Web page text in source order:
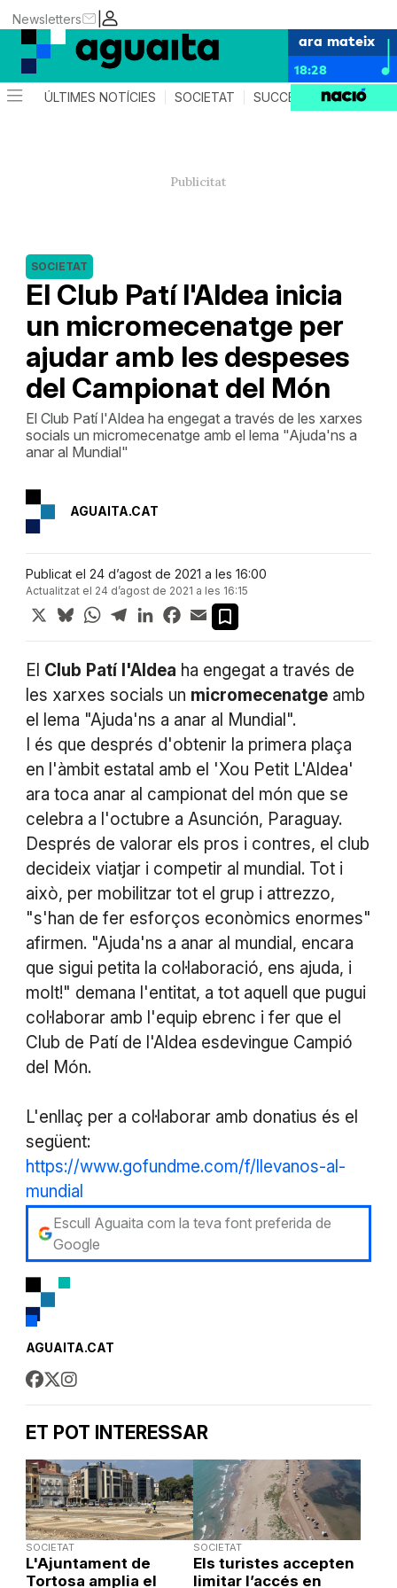
|
Newsletters
ara mateix
18:28
ÚLTIMES NOTÍCIES SOCIETAT SUCCESSOS AGENDA
El Club Patí l'Aldea inicia
un micromecenatge per
ajudar amb les despeses
del Campionat del Món
SOCIETAT
El Club Patí l'Aldea ha engegat a través de les xarxes
socials un micromecenatge amb el lema "Ajuda'ns a
anar al Mundial"
AGUAITA.CAT
Publicat el 24 d’agost de 2021 a les 16:00
Actualitzat el 24 d’agost de 2021 a les 16:15
X BlueskyWhatsApp
TelegramLinkedInFacebook
Email
El Club Patí l'Aldea ha engegat a través de
les xarxes socials un micromecenatgeamb
el lema "Ajuda'ns a anar al Mundial".
I és que després d'obtenir la primera plaça
en l'àmbit estatal amb el 'Xou Petit L'Aldea'
ara toca anar al campionat del món que se
celebra a l'octubre a Asunción, Paraguay.
Després de valorar els pros i contres, el club
decideix viatjar i competir al mundial. Tot i
això, per mobilitzar tot el grup i attrezzo,
"s'han de fer esforços econòmics enormes"
afirmen. "Ajuda'ns a anar al mundial, encara
que sigui petita la col·laboració, ens ajuda, i
molt!" demana l'entitat, a tot aquell que pugui
col·laborar amb l'equip ebrenc i fer que el
Club de Patí de l'Aldea esdevingue Campió
del Món.
L'enllaç per a col·laborar amb donatius és el
següent:
https://www.gofundme.com/f/llevanos-al-
mundial
Escull Aguaita com la teva font preferida de
Google
AGUAITA.CAT
ET POT INTERESSAR
SOCIETAT
L'Ajuntament de
Tortosa amplia el
SOCIETAT
Els turistes accepten
limitar l’accés en